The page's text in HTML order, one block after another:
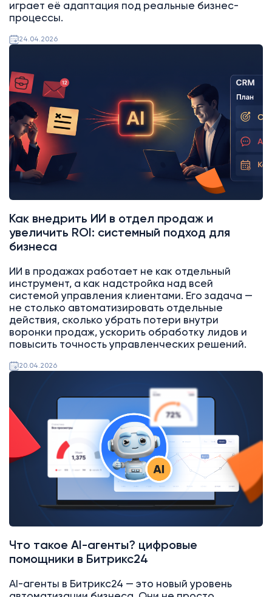
играет её адаптация под реальные бизнес-
процессы.
24.04.2026
Битрикс24
Как внедрить ИИ в отдел продаж и
увеличить ROI: системный подход для
бизнеса
ИИ в продажах работает не как отдельный
инструмент, а как надстройка над всей
системой управления клиентами. Его задача —
не столько автоматизировать отдельные
действия, сколько убрать потери внутри
воронки продаж, ускорить обработку лидов и
повысить точность управленческих решений.
20.04.2026
Битрикс24
Что такое AI-агенты? цифровые
помощники в Битрикс24
AI-агенты в Битрикс24 — это новый уровень